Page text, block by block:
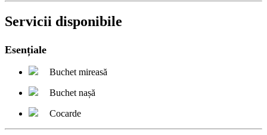
Servicii disponibile
Esențiale
Buchet mireasă
Buchet nașă
Cocarde